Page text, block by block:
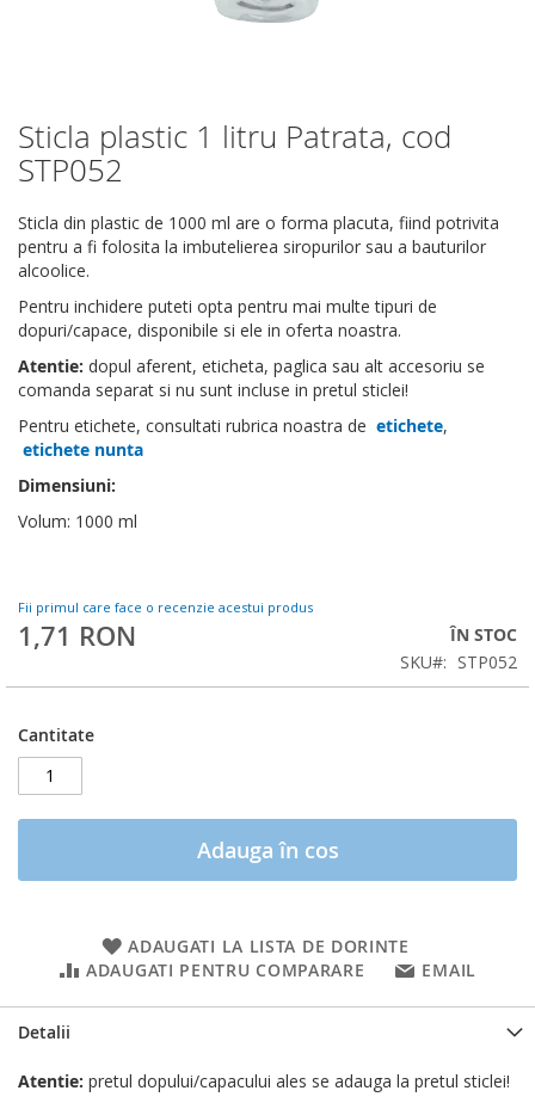
Sticla plastic 1 litru Patrata, cod
STP052
Sticla din plastic de 1000 ml are o forma placuta, fiind potrivita
pentru a fi folosita la imbutelierea siropurilor sau a bauturilor
alcoolice.
Pentru inchidere puteti opta pentru mai multe tipuri de
dopuri/capace, disponibile si ele in oferta noastra.
Atentie: dopul aferent, eticheta, paglica sau alt accesoriu se
comanda separat si nu sunt incluse in pretul sticlei!
Pentru etichete, consultati rubrica noastra de etichete,
etichete nunta
Dimensiuni:
Volum: 1000 ml
Fii primul care face o recenzie acestui produs
1,71 RON
ÎN STOC
SKU
STP052
Cantitate
Adauga în cos
ADAUGATI LA LISTA DE DORINTE
ADAUGATI PENTRU COMPARARE
EMAIL
Skip
to
the
of
the
images
gallery
Detalii
Atentie: pretul dopului/capacului ales se adauga la pretul sticlei!